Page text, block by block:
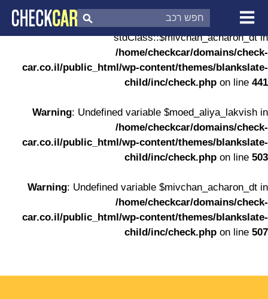
Warning: Undefined property:
stdClass::$mivchan_acharon_dt in
/home/checkcar/domains/check-
car.co.il/public_html/wp-content/themes/blankslate-
child/inc/check.php on line 441
Warning: Undefined variable $moed_aliya_lakvish in
/home/checkcar/domains/check-
car.co.il/public_html/wp-content/themes/blankslate-
child/inc/check.php on line 503
Warning: Undefined variable $mivchan_acharon_dt in
/home/checkcar/domains/check-
car.co.il/public_html/wp-content/themes/blankslate-
child/inc/check.php on line 507
צ'ק קאר
דוח בדיקת רכב